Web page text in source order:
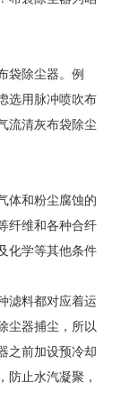
袋除尘器。例
选用脉冲喷吹布
流清灰布袋除尘
体和粉尘腐蚀的
纤维和各种合纤
化学等其他条件
滤料都对应着运
尘器捕尘，所以
之前加设预冷却
防止水汽凝聚，